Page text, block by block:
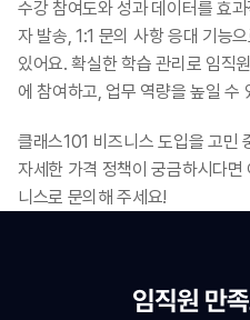
수강 참여도와 성과 데이터를 효
자 발송, 1:1 문의 사항 응대 기능
있어요. 확실한 학습 관리로 임직
에 참여하고, 업무 역량을 높일 수
클래스101 비즈니스 도입을 고민
자세한 가격 정책이 궁금하시다
니스로 문의해 주세요!
임직원 만